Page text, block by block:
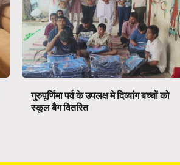
गुरुपूर्णिमा पर्व के उपलक्ष मे दिव्यांग बच्चों को
स्कूल बैग वितरित